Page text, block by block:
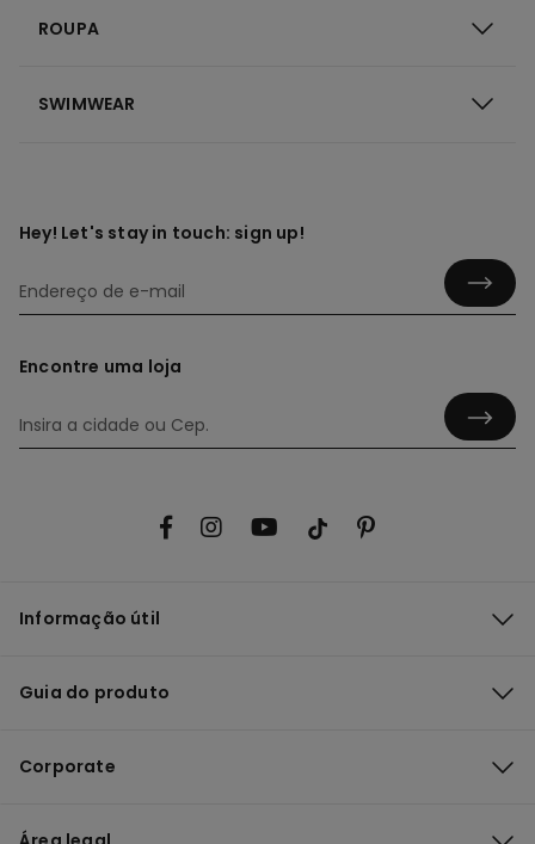
ROUPA
SWIMWEAR
Hey! Let's stay in touch: sign up!
Encontre uma loja
Informação útil
Guia do produto
Corporate